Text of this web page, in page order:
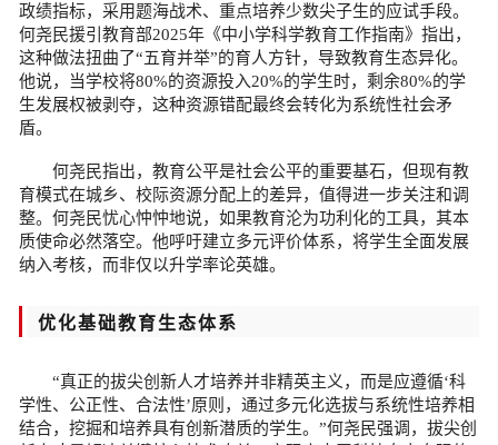
政绩指标，采用题海战术、重点培养少数尖子生的应试手段。
何尧民援引教育部2025年《中小学科学教育工作指南》指出，
这种做法扭曲了“五育并举”的育人方针，导致教育生态异化。
他说，当学校将80%的资源投入20%的学生时，剩余80%的学
生发展权被剥夺，这种资源错配最终会转化为系统性社会矛
盾。
何尧民指出，教育公平是社会公平的重要基石，但现有教
育模式在城乡、校际资源分配上的差异，值得进一步关注和调
整。何尧民忧心忡忡地说，如果教育沦为功利化的工具，其本
质使命必然落空。他呼吁建立多元评价体系，将学生全面发展
纳入考核，而非仅以升学率论英雄。
优化基础教育生态体系
“真正的拔尖创新人才培养并非精英主义，而是应遵循‘科
学性、公正性、合法性’原则，通过多元化选拔与系统性培养相
结合，挖掘和培养具有创新潜质的学生。”何尧民强调，拔尖创